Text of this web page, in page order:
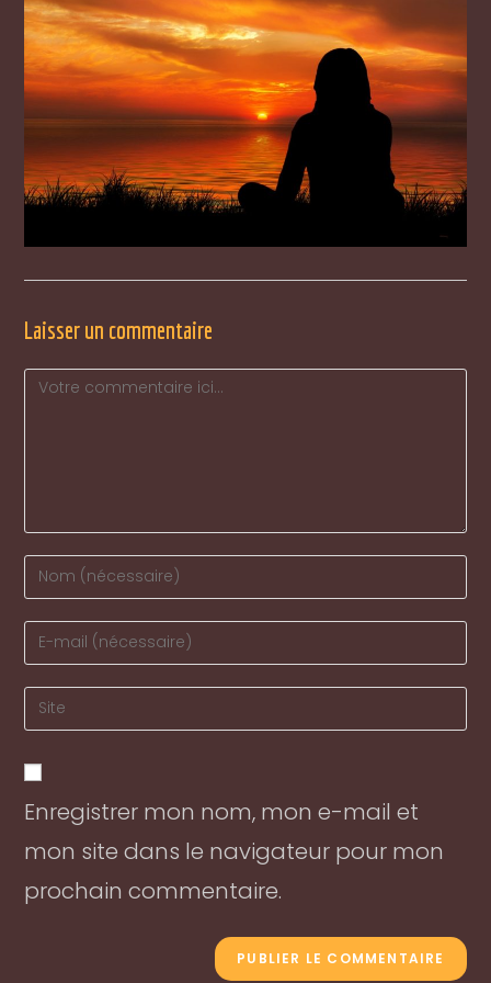
Laisser un commentaire
Comment
Enter
your
name
to
comment
Enter
your
email
address
comment
Enter
your
URL
(optional)
Enregistrer mon nom, mon e-mail et
mon site dans le navigateur pour mon
prochain commentaire.